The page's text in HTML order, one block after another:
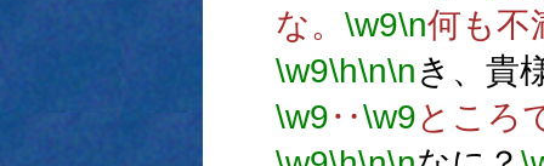
な。 \w9\n何も不
\w9\h\n\nき、貴
\w9‥\w9ところ